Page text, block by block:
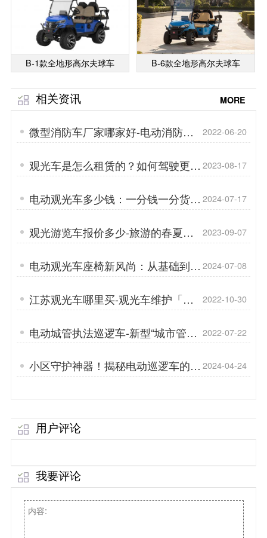
B-1款全地形高尔夫球车 B-6款全地形高尔夫球车
相关资讯 MORE
微型消防车厂家哪家好-电动消防车
需要怎么维护「专菱」
2022-06-20
观光车是怎么租赁的？如何驾驶更省
电？「专菱」
2023-08-17
电动观光车多少钱：一分钱一分货！
「专菱」
2024-07-17
观光游览车报价多少-旅游的春夏秋
冬「专菱」
2023-09-07
电动观光车座椅新风尚：从基础到尊
享，每一站都是惊喜「专菱」
2024-07-08
江苏观光车哪里买-观光车维护「专
菱」
2022-10-30
电动城管执法巡逻车-新型“城市管
家”，办实事「专菱」
2022-07-22
小区守护神器！揭秘电动巡逻车的秘
密「专菱」
2024-04-24
用户评论
我要评论